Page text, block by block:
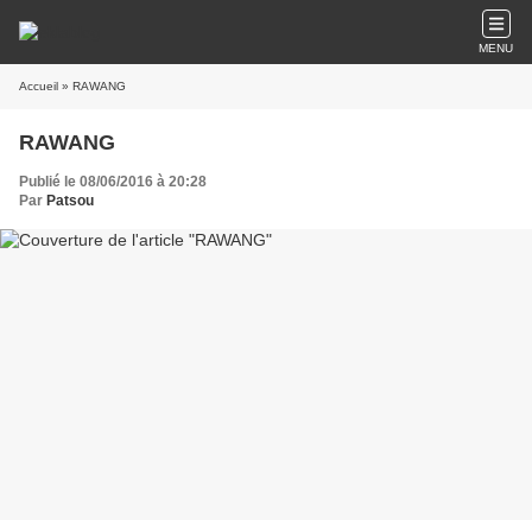
MENU
Accueil » RAWANG
RAWANG
Publié le 08/06/2016 à 20:28
Par Patsou